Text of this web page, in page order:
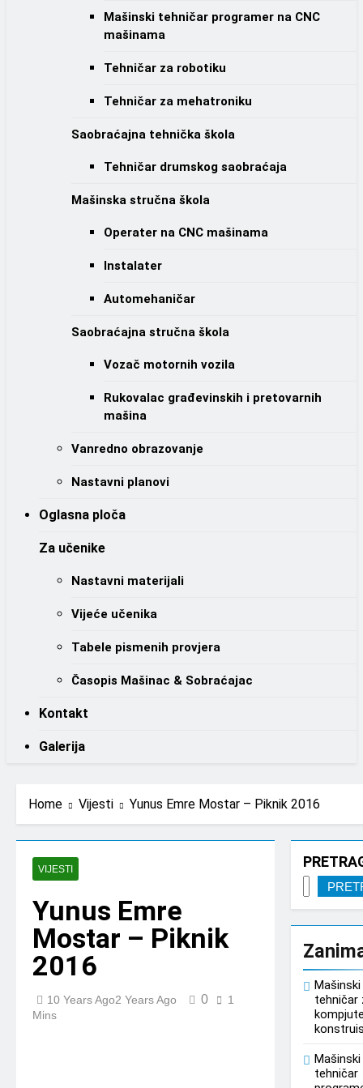
Mašinski tehničar programer na CNC
mašinama
Tehničar za robotiku
Tehničar za mehatroniku
Saobraćajna tehnička škola
Tehničar drumskog saobraćaja
Mašinska stručna škola
Operater na CNC mašinama
Instalater
Automehaničar
Saobraćajna stručna škola
Vozač motornih vozila
Rukovalac građevinskih i pretovarnih
mašina
Vanredno obrazovanje
Nastavni planovi
Oglasna ploča
Za učenike
Nastavni materijali
Vijeće učenika
Tabele pismenih provjera
Časopis Mašinac & Sobraćajac
Kontakt
Galerija
Home Vijesti Yunus Emre Mostar – Piknik 2016
VIJESTI
Yunus Emre
Mostar – Piknik
2016
10 Years Ago2 Years Ago 0
1
Mins
Mašinski
tehničar
Mašinski
tehničar